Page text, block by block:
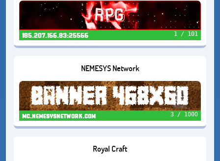
185.207.166.83:25566 1 / 101
NEMESYS Network
mc.nemesysnetwork.com 3 / 1000
Royal Craft